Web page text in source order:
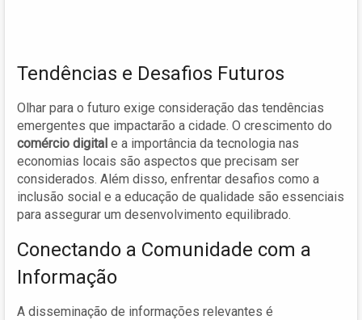
Tendências e Desafios Futuros
Olhar para o futuro exige consideração das tendências
emergentes que impactarão a cidade. O crescimento do
comércio digital e a importância da tecnologia nas
economias locais são aspectos que precisam ser
considerados. Além disso, enfrentar desafios como a
inclusão social e a educação de qualidade são essenciais
para assegurar um desenvolvimento equilibrado.
Conectando a Comunidade com a
Informação
A disseminação de informações relevantes é